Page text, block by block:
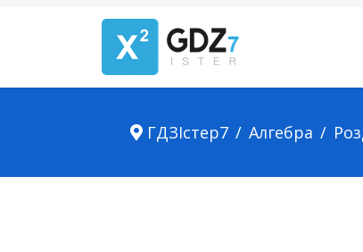
ГДЗІстер7 Алгебра